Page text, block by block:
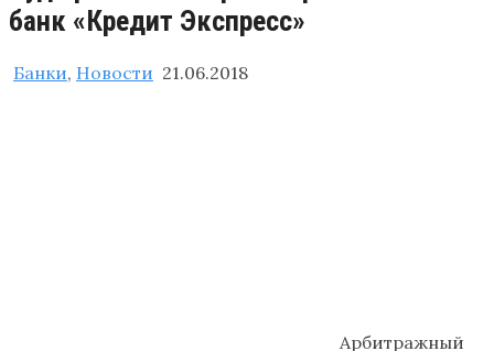
банк «Кредит Экспресс»
Банки, Новости 21.06.2018
Арбитражный